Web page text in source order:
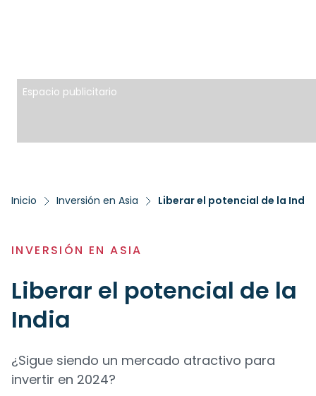
Espacio publicitario
Inicio Inversión en Asia Liberar el potencial de la India
INVERSIÓN EN ASIA
Liberar el potencial de la
India
¿Sigue siendo un mercado atractivo para
invertir en 2024?